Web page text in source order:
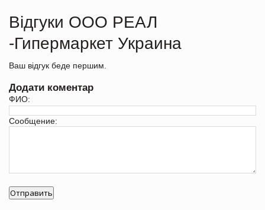
Відгуки ООО РЕАЛ
-Гипермаркет Украина
Ваш відгук беде першим.
Додати коментар
ФИО:
Сообщение: